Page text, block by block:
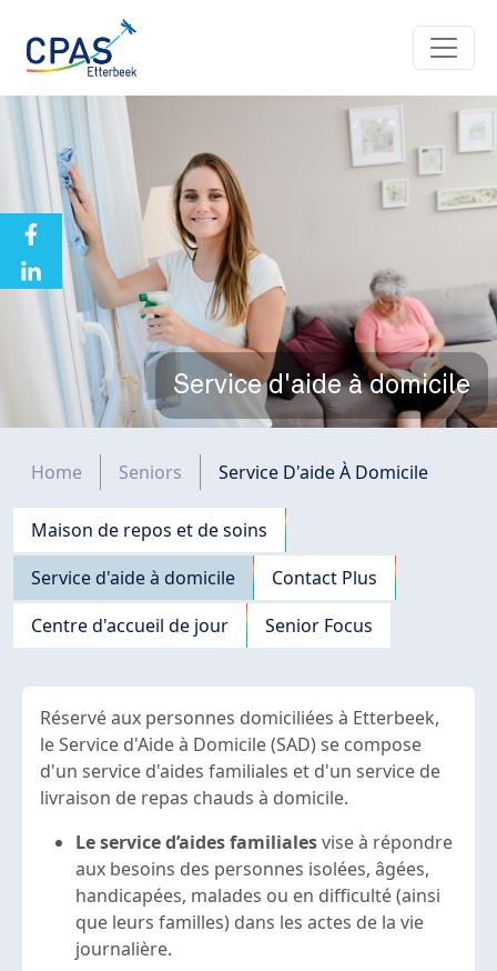
Service d'aide à domicile
Fil d'Ariane
Home Seniors Service D'aide À Domicile
Navigation principale
Maison de repos et de soins
Service d'aide à domicile
Contact Plus
Centre d'accueil de jour
Senior Focus
Réservé aux personnes domiciliées à Etterbeek,
le Service d'Aide à Domicile (SAD) se compose
d'un service d'aides familiales et d'un service de
livraison de repas chauds à domicile.
Le service d’aides familialesvise à répondre
aux besoins des personnes isolées, âgées,
handicapées, malades ou en difficulté (ainsi
que leurs familles) dans les actes de la vie
journalière.